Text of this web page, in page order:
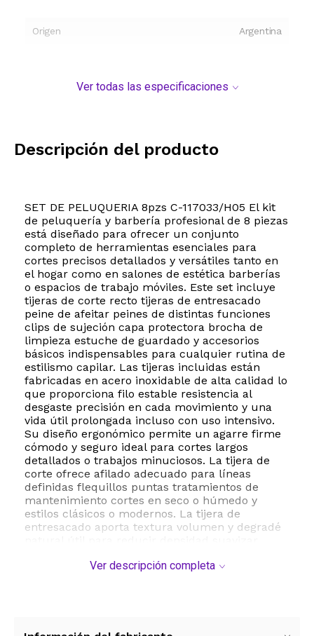
Origen Argentina
Ver todas las especificaciones
Descripción del producto
SET DE PELUQUERIA 8pzs C-117033/H05 El kit
de peluquería y barbería profesional de 8 piezas
está diseñado para ofrecer un conjunto
completo de herramientas esenciales para
cortes precisos detallados y versátiles tanto en
el hogar como en salones de estética barberías
o espacios de trabajo móviles. Este set incluye
tijeras de corte recto tijeras de entresacado
peine de afeitar peines de distintas funciones
clips de sujeción capa protectora brocha de
limpieza estuche de guardado y accesorios
básicos indispensables para cualquier rutina de
estilismo capilar. Las tijeras incluidas están
fabricadas en acero inoxidable de alta calidad lo
que proporciona filo estable resistencia al
desgaste precisión en cada movimiento y una
vida útil prolongada incluso con uso intensivo.
Su diseño ergonómico permite un agarre firme
cómodo y seguro ideal para cortes largos
detallados o trabajos minuciosos. La tijera de
corte ofrece afilado adecuado para líneas
definidas flequillos puntas tratamientos de
mantenimiento cortes en seco o húmedo y
estilos clásicos o modernos. La tijera de
entresacado aporta textura volumen y degradé
acabado profesional sin esfuerzo. El kit también
Ver descripción completa